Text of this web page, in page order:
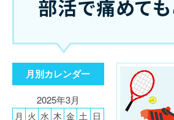
月別カレンダー
2025年3月
月 火 水 木 金 土 日